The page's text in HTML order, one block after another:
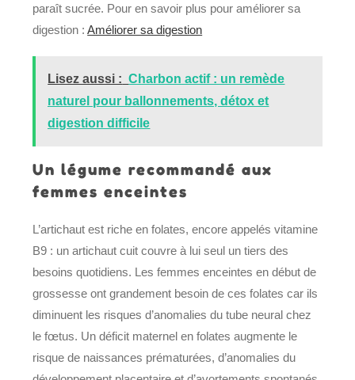
paraît sucrée. Pour en savoir plus pour améliorer sa
digestion :Améliorer sa digestion
Lisez aussi : Charbon actif : un remède
naturel pour ballonnements, détox et
digestion difficile
Un légume recommandé aux
femmes enceintes
L’artichaut est riche en folates, encore appelés vitamine
B9 : un artichaut cuit couvre à lui seul un tiers des
besoins quotidiens. Les femmes enceintes en début de
grossesse ont grandement besoin de ces folates car ils
diminuent les risques d’anomalies du tube neural chez
le fœtus. Un déficit maternel en folates augmente le
risque de naissances prématurées, d’anomalies du